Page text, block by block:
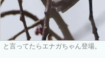
と言ってたらエナガちゃん登場。